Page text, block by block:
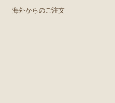
海外からのご注文